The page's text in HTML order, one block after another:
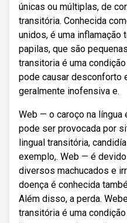
únicas ou múltiplas, de
transitória. Conhecida
unidos, é uma inflamação
papilas, que são
transitoria é uma
pode causar desconforto
geralmente inofensiva e.
Web — o caroço na língua
pode ser provocada por
lingual transitória,
exemplo,. Web — é
diversos machucados e
doença é conhecida
Além disso, a perda.
transitória é uma